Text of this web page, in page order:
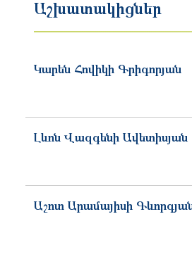
Աշխատակիցներ
Կարեն Հովիկի Գրիգորյան
Լևոն Վազգենի Ավետիսյան
Աշոտ Արամայիսի